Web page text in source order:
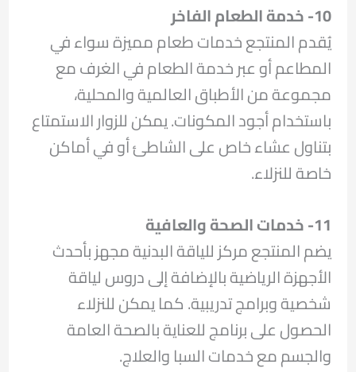
10- خدمة الطعام الفاخر
يُقدم المنتجع خدمات طعام مميزة سواء في
المطاعم أو عبر خدمة الطعام في الغرف مع
مجموعة من الأطباق العالمية والمحلية،
باستخدام أجود المكونات. يمكن للزوار الاستمتاع
بتناول عشاء خاص على الشاطئ أو في أماكن
خاصة للنزلاء.
11- خدمات الصحة والعافية
يضم المنتجع مركز للياقة البدنية مجهز بأحدث
الأجهزة الرياضية بالإضافة إلى دروس لياقة
شخصية وبرامج تدريبية. كما يمكن للنزلاء
الحصول على برنامج للعناية بالصحة العامة
والجسم مع خدمات السبا والعلاج.